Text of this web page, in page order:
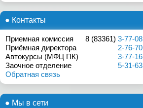
● Контакты
Приемная комиссия 8 (83361) 3-77-08
Приёмная директора
2-76-70
Автокурсы (МФЦ ПК)
3-77-16
Заочное отделение
5-31-63
Обратная связь
● Мы в сети